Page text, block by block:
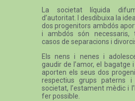
La societat líquida
d’autoritat. I desdibuixa la
dos progenitors ambdós
i ambdós són necessaris,
casos de separacions i
Els nens i nenes i
gaudir de l’amor, el bagatge
aporten els seus dos
respectius grups paterns
societat, l’estament mèdic i
fer possible.